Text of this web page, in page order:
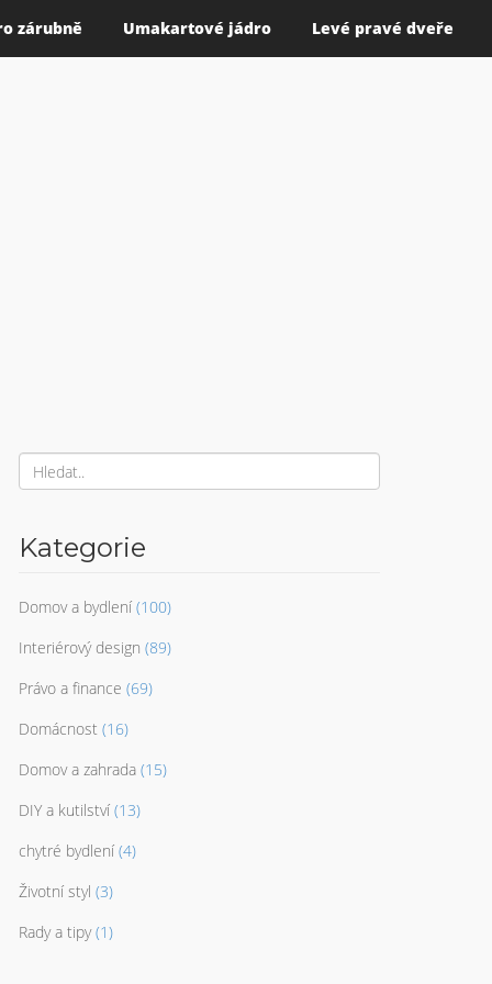
zárubně Umakartové jádro Levé pravé dveře
Kategorie
Domov a bydlení (100)
Interiérový design (89)
Právo a finance (69)
Domácnost (16)
Domov a zahrada (15)
DIY a kutilství (13)
chytré bydlení (4)
Životní styl (3)
Rady a tipy (1)